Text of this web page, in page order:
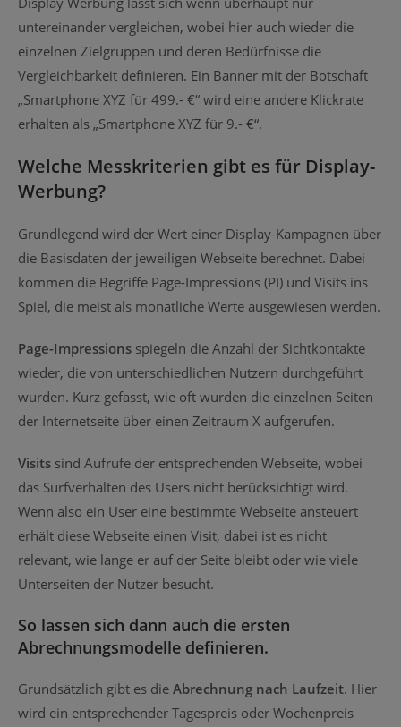
untereinander vergleichen, wobei hier auch wieder die
einzelnen Zielgruppen und deren Bedürfnisse die
Vergleichbarkeit definieren. Ein Banner mit der Botschaft
„Smartphone XYZ für 499.- €“ wird eine andere Klickrate
erhalten als „Smartphone XYZ für 9.- €“.
Welche Messkriterien gibt es für Display-
Werbung?
Grundlegend wird der Wert einer Display-Kampagnen über
die Basisdaten der jeweiligen Webseite berechnet. Dabei
kommen die Begriffe Page-Impressions (PI) und Visits ins
Spiel, die meist als monatliche Werte ausgewiesen werden.
Page-Impressions spiegeln die Anzahl der Sichtkontakte
wieder, die von unterschiedlichen Nutzern durchgeführt
wurden. Kurz gefasst, wie oft wurden die einzelnen Seiten
der Internetseite über einen Zeitraum X aufgerufen.
Visits sind Aufrufe der entsprechenden Webseite, wobei
das Surfverhalten des Users nicht berücksichtigt wird.
Wenn also ein User eine bestimmte Webseite ansteuert
erhält diese Webseite einen Visit, dabei ist es nicht
relevant, wie lange er auf der Seite bleibt oder wie viele
Unterseiten der Nutzer besucht.
So lassen sich dann auch die ersten
Abrechnungsmodelle definieren.
Grundsätzlich gibt es die Abrechnung nach Laufzeit. Hier
wird ein entsprechender Tagespreis oder Wochenpreis